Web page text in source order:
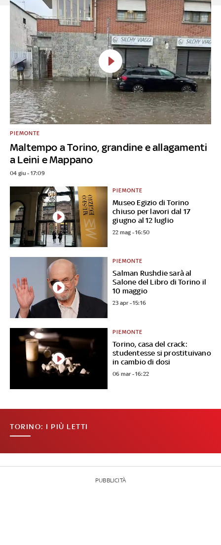
Maltempo a Torino, grandine e allagamenti
a Leini e Mappano
PIEMONTE
04 giu - 17:09
Museo Egizio di Torino
chiuso per lavori dal 17
giugno al 12 luglio
PIEMONTE
22 mag - 16:50
Salman Rushdie sarà al
Salone del Libro di Torino il
10 maggio
PIEMONTE
23 apr - 15:16
Torino, casa del crack:
studentesse si prostituivano
in cambio di dosi
PIEMONTE
06 mar - 16:22
TORINO: I PIÙ LETTI
PUBBLICITÀ